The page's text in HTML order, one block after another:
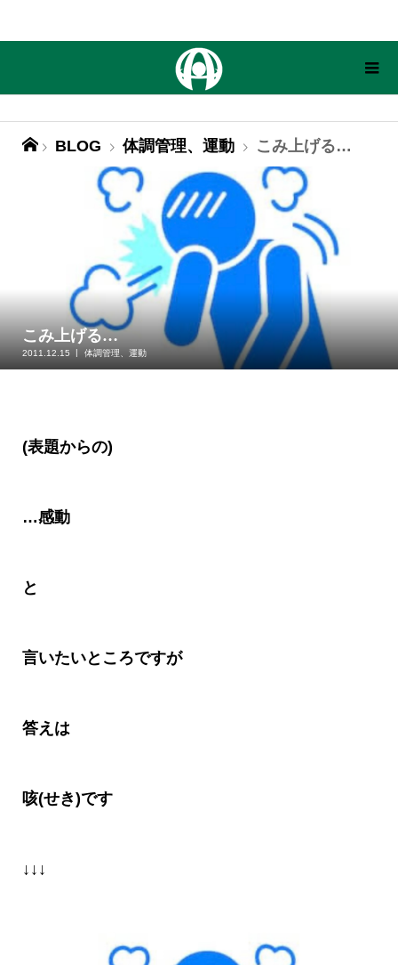
BLOG 体調管理、運動 こみ上げる…
こみ上げる…
2011.12.15 体調管理、運動
(表題からの)
…感動
と
言いたいところですが
答えは
咳(せき)です
↓↓↓